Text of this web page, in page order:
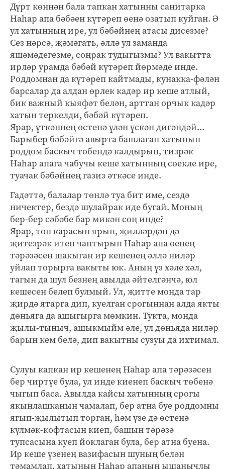
Дүрт көннән бала тапкан хатынны санитарка
Наһар апа бәбәен күтәреп өенә озатып куйган. Ә
ул хатынның ире, ул бәбәйнең атасы дисезме?
Сез нәрсә, җәмәгать, әллә ул заманда
яшәмәдегезме, соңрак тудыгызмы? Ул вакытта
ирләр урамда бәбәй күтәреп йөрмәде инде.
Роддомнан да күтәреп кайтмады, кунакка-фәлән
барсалар да алдан өрлек кадәр ир кеше атлый,
бик важный кыяфәт белән, арттан орчык кадәр
хатын теркелди, бәбәй күтәреп.
Ярар, үткәннең өстенә үлән үскән дигәндәй...
Барыбер бәбәйгә авырта башлаган хатынын
роддом баскыч төбендә калдырып, тизрәк
Наһар апага чабучы кеше хатынның сөекле ире,
туачак бәбәйнең газиз әткәсе инде.
Гадәттә, балалар төнлә туа бит име, сездә
ничектер, бездә шулайрак иде бугай. Моның
бер-бер сәбәбе бар микән соң инде?
Ярар, төн карасын ярып, җилләрдән дә
җитезрәк итеп чаптырып Наһар апа өенең
тәрәзәсен шакыган ир кешенең әллә ниләр
уйлап торырга вакыты юк. Аның үз хәле хәл,
тагын да шул безнең авылда әйтелгәнчә, юл
кешесен белеп булмый. Ул, җитте монда тар
җирдә ятарга дип, куелган срогыннан алда якты
дөньяга да ашыгырга мөмкин. Тукта, монда
җылы-тыныч, ашыкмыйм әле, ул дөньяда ниләр
барын кем белә, дип вакытны сузуы да ихтимал.
Сулуы капкан ир кешенең Наһар апа тәрәзәсен
бер чиртүе була, ул инде киенеп баскыч төбенә
чыгып баса. Авылда кайсы хатынның срогы
якынлашканын чамалап, бер атна буе роддомны
ягып-җылытып торган, һәм үзе дә өстенә
күлмәк-кофтасын киеп, башын тәрәзә
тупсасына куеп йоклаган була, бер атна буена.
Ир кеше үзенең вазифасын шуның белән
тәмамлап, хатынын Наһар апаның ышанычлы